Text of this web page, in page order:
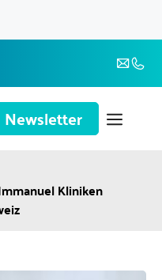
Newsletter
Kliniken